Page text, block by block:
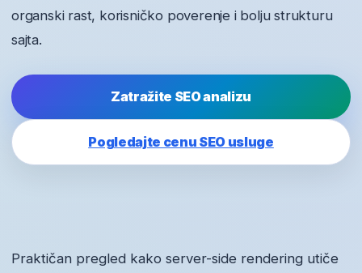
organski rast, korisničko poverenje i bolju strukturu
sajta.
Zatražite SEO analizu
Pogledajte cenu SEO usluge
Praktičan pregled kako server-side rendering utiče